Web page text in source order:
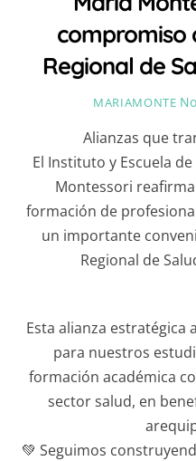
compromiso
Regional de
MARIAMONTE
Alianzas que
El Instituto y Escuela
Montessori
formación de
un importante
Regional de
Esta alianza
para nuestros
formación académica
sector salud, en
💚 Seguimos